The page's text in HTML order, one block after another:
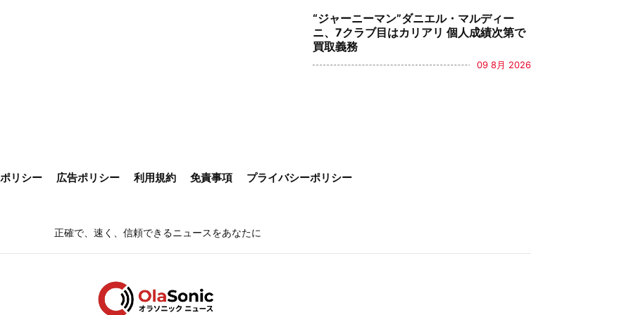
“ジャーニーマン”ダニエル・マルディー
ニ、7クラブ目はカリアリ 個人成績次第で
買取義務
09 8月 2026
リシー 広告ポリシー 利用規約 免責事項 プライバシーポリシー
正確で、速く、信頼できるニュースをあなたに